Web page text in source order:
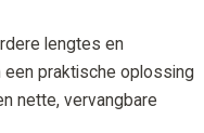
lengtes en
praktische oplossing
nette, vervangbare